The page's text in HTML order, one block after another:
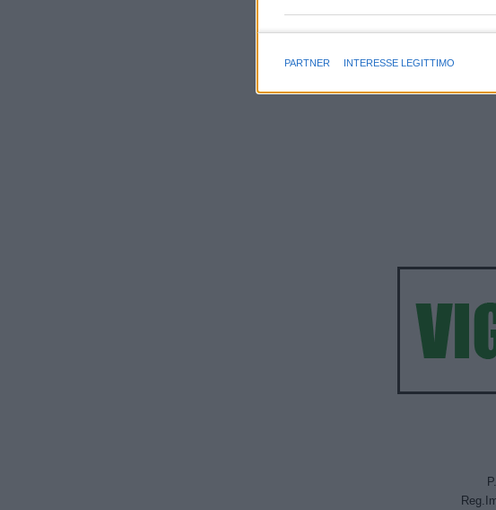
Finalità e caratteristiche speciali
PARTNER INTERESSE LEGITTIMO